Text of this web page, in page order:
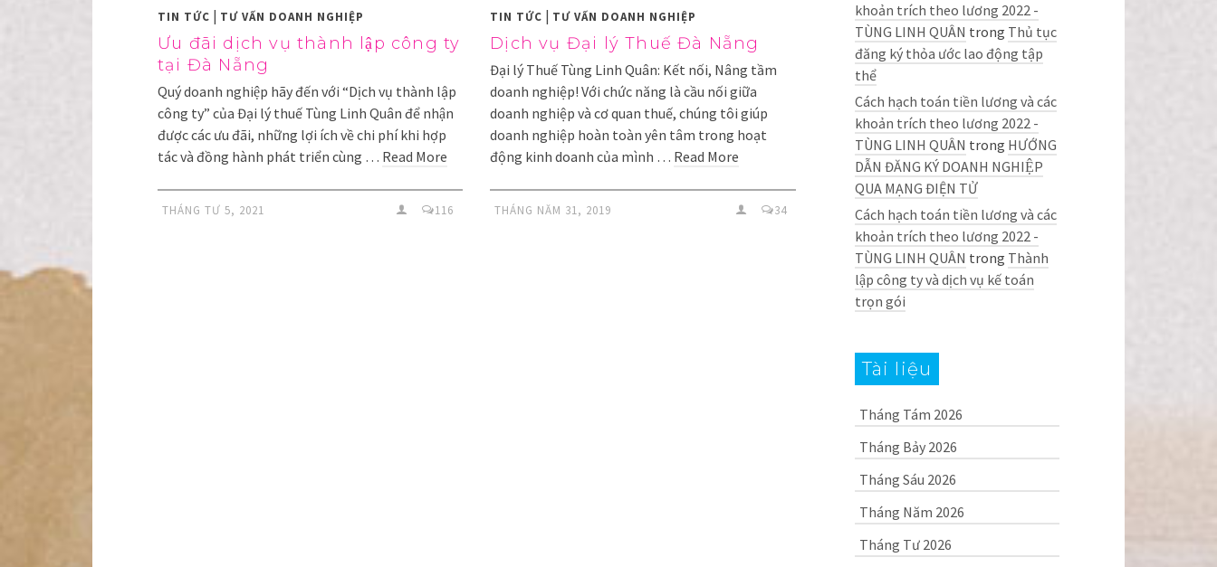
TIN TỨC | TƯ VẤN DOANH NGHIỆP
Ưu đãi dịch vụ thành lập công ty
tại Đà Nẵng
Quý doanh nghiệp hãy đến với “Dịch vụ thành lập
công ty” của Đại lý thuế Tùng Linh Quân để nhận
được các ưu đãi, những lợi ích về chi phí khi hợp
tác và đồng hành phát triển cùng … Read More
THÁNG TƯ 5, 2021 116
TIN TỨC | TƯ VẤN DOANH NGHIỆP
Dịch vụ Đại lý Thuế Đà Nẵng
Đại lý Thuế Tùng Linh Quân: Kết nối, Nâng tầm
doanh nghiệp! Với chức năng là cầu nối giữa
doanh nghiệp và cơ quan thuế, chúng tôi giúp
doanh nghiệp hoàn toàn yên tâm trong hoạt
động kinh doanh của mình … Read More
THÁNG NĂM 31, 2019 34
khoản trích theo lương 2022 -
TÙNG LINH QUÂN trong Thủ tục
đăng ký thỏa ước lao động tập
thể
Cách hạch toán tiền lương và các
khoản trích theo lương 2022 -
TÙNG LINH QUÂN trong HƯỚNG
DẪN ĐĂNG KÝ DOANH NGHIỆP
QUA MẠNG ĐIỆN TỬ
Cách hạch toán tiền lương và các
khoản trích theo lương 2022 -
TÙNG LINH QUÂN trong Thành
lập công ty và dịch vụ kế toán
trọn gói
Tài liệu
Tháng Tám 2026
Tháng Bảy 2026
Tháng Sáu 2026
Tháng Năm 2026
Tháng Tư 2026